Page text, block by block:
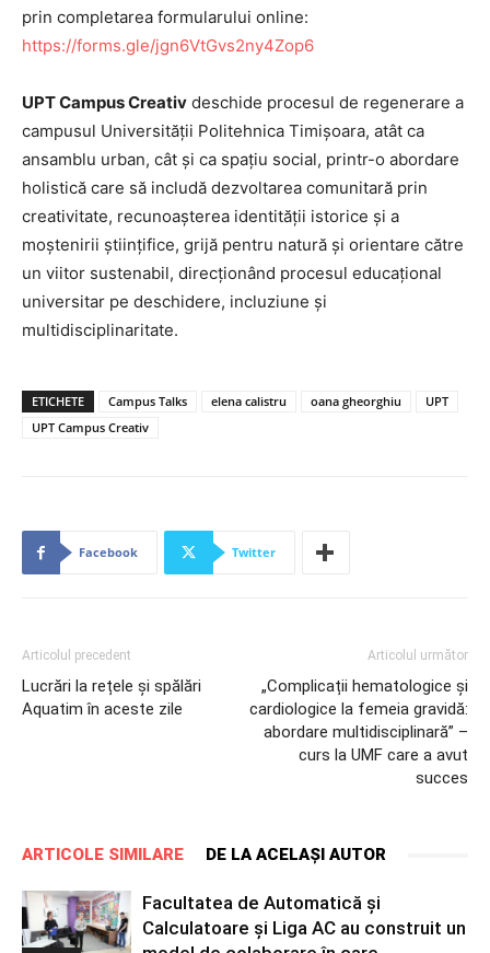
prin completarea formularului online:
https://forms.gle/jgn6VtGvs2ny4Zop6
UPT Campus Creativ deschide procesul de regenerare a
campusul Universității Politehnica Timișoara, atât ca
ansamblu urban, cât și ca spațiu social, printr-o abordare
holistică care să includă dezvoltarea comunitară prin
creativitate, recunoașterea identității istorice și a
moștenirii științifice, grijă pentru natură și orientare către
un viitor sustenabil, direcționând procesul educațional
universitar pe deschidere, incluziune și
multidisciplinaritate.
ETICHETE Campus Talks elena calistru oana gheorghiu
UPT
UPT Campus Creativ
Facebook Twitter
Articolul precedent
Lucrări la rețele și spălări
Aquatim în aceste zile
Articolul următor
„Complicații hematologice și
cardiologice la femeia gravidă:
abordare multidisciplinară” –
curs la UMF care a avut
succes
ARTICOLE SIMILARE DE LA ACELAȘI AUTOR
Facultatea de Automatică și
Calculatoare și Liga AC au construit un